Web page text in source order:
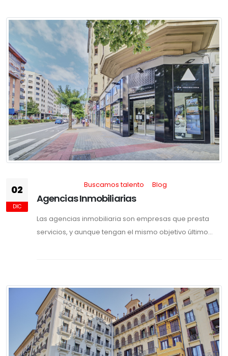
02
DIC
Buscamos talento Blog
Agencias Inmobiliarias
Las agencias inmobiliaria son empresas que presta
servicios, y aunque tengan el mismo objetivo último...